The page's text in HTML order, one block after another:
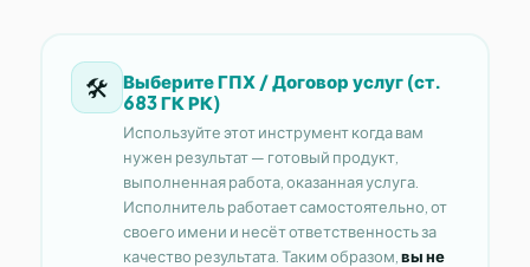
🛠️
Выберите ГПХ / Договор услуг (ст.
683 ГК РК)
Используйте этот инструмент когда вам
нужен результат — готовый продукт,
выполненная работа, оказанная услуга.
Исполнитель работает самостоятельно, от
своего имени и несёт ответственность за
качество результата. Таким образом, вы не